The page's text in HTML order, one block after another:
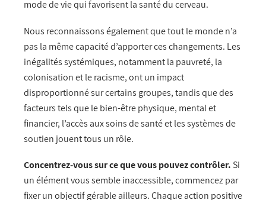
mode de vie qui favorisent la santé du cerveau.
Nous reconnaissons également que tout le monde n’a
pas la même capacité d’apporter ces changements. Les
inégalités systémiques, notamment la pauvreté, la
colonisation et le racisme, ont un impact
disproportionné sur certains groupes, tandis que des
facteurs tels que le bien-être physique, mental et
financier, l’accès aux soins de santé et les systèmes de
soutien jouent tous un rôle.
Concentrez-vous sur ce que vous pouvez contrôler. Si
un élément vous semble inaccessible, commencez par
fixer un objectif gérable ailleurs. Chaque action positive